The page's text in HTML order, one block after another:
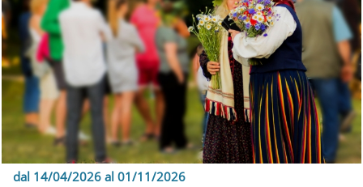
dal 14/04/2026 al 01/11/2026